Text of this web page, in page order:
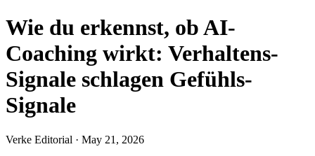
Wie du erkennst, ob AI-
Coaching wirkt: Verhaltens-
Signale schlagen Gefühls-
Signale
Verke Editorial · May 21, 2026